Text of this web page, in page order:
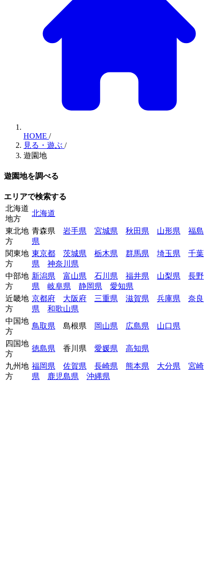
HOME /
見る・遊ぶ /
遊園地
遊園地を調べる
エリアで検索する
北海道
地方
北海道
東北地
方
青森県 岩手県 宮城県 秋田県 山形県
福島
県
関東地
方
東京都 茨城県 栃木県 群馬県 埼玉県
千葉
県
神奈川県
中部地
方
新潟県 富山県 石川県 福井県 山梨県
長野
県
岐阜県 静岡県
愛知県
近畿地
方
京都府 大阪府 三重県 滋賀県 兵庫県
奈良
県
和歌山県
中国地
方
鳥取県 島根県 岡山県 広島県 山口県
四国地
方
徳島県 香川県 愛媛県 高知県
九州地
方
福岡県 佐賀県 長崎県 熊本県 大分県
宮崎
県
鹿児島県 沖縄県